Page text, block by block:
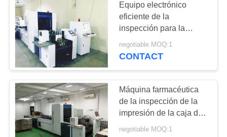
sistemas de la
visión del control de
calidad
Equipo electrónico
eficiente de la
inspección para la
clasificación impresa de
las cajas/de los cartones
negotiable MOQ:1
CONTACT
Máquina farmacéutica
de la inspección de la
impresión de la caja de
embalaje con el sistema
negotiable MOQ:1